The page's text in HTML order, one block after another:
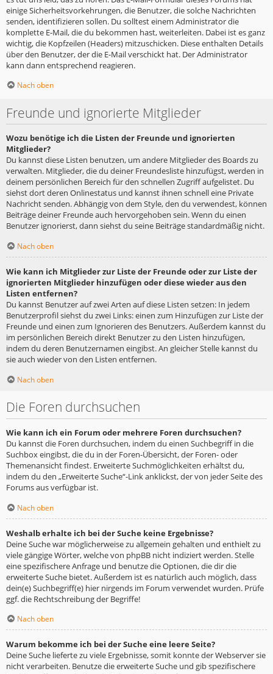
einige Sicherheitsvorkehrungen, die Benutzer, die solche Nachrichten
senden, identifizieren sollen. Du solltest einem Administrator die
komplette E-Mail, die du bekommen hast, weiterleiten. Dabei ist es ganz
wichtig, die Kopfzeilen (Headers) mitzuschicken. Diese enthalten Details
über den Benutzer, der die E-Mail verschickt hat. Der Administrator
kann dann entsprechend reagieren.
Nach oben
Freunde und ignorierte Mitglieder
Wozu benötige ich die Listen der Freunde und ignorierten
Mitglieder?
Du kannst diese Listen benutzen, um andere Mitglieder des Boards zu
verwalten. Mitglieder, die du deiner Freundesliste hinzufügst, werden in
deinem persönlichen Bereich für den schnellen Zugriff aufgelistet. Du
siehst dort deren Onlinestatus und kannst ihnen schnell eine Private
Nachricht senden. Abhängig von dem Style, den du verwendest, können
Beiträge deiner Freunde auch hervorgehoben sein. Wenn du einen
Benutzer ignorierst, dann siehst du seine Beiträge standardmäßig nicht.
Nach oben
Wie kann ich Mitglieder zur Liste der Freunde oder zur Liste der
ignorierten Mitglieder hinzufügen oder diese wieder aus den
Listen entfernen?
Du kannst Benutzer auf zwei Arten auf diese Listen setzen: In jedem
Benutzerprofil siehst du zwei Links: einen zum Hinzufügen zur Liste der
Freunde und einen zum Ignorieren des Benutzers. Außerdem kannst du
im persönlichen Bereich direkt Benutzer zu den Listen hinzufügen,
indem du deren Benutzernamen eingibst. An gleicher Stelle kannst du
sie auch wieder von den Listen entfernen.
Nach oben
Die Foren durchsuchen
Wie kann ich ein Forum oder mehrere Foren durchsuchen?
Du kannst die Foren durchsuchen, indem du einen Suchbegriff in die
Suchbox eingibst, die du in der Foren-Übersicht, der Foren- oder
Themenansicht findest. Erweiterte Suchmöglichkeiten erhältst du,
indem du den „Erweiterte Suche“-Link anklickst, der von jeder Seite des
Forums aus verfügbar ist.
Nach oben
Weshalb erhalte ich bei der Suche keine Ergebnisse?
Deine Suche war möglicherweise zu allgemein gehalten und enthielt zu
viele gängige Wörter, welche von phpBB nicht indiziert werden. Stelle
eine spezifischere Anfrage und benutze die Optionen, die dir die
erweiterte Suche bietet. Außerdem ist es natürlich auch möglich, dass
dein(e) Suchbegriff(e) hier nirgends im Forum verwendet wurden. Prüfe
ggf. die Rechtschreibung der Begriffe!
Nach oben
Warum bekomme ich bei der Suche eine leere Seite?
Deine Suche lieferte zu viele Ergebnisse, somit konnte der Webserver sie
nicht verarbeiten. Benutze die erweiterte Suche und gib spezifischere